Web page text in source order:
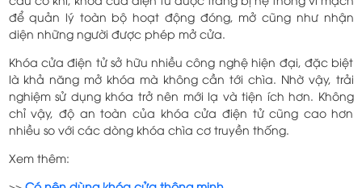
để quản lý toàn bộ hoạt động đóng, mở cũng như nhận
diện những người được phép mở cửa.
Khóa cửa điện tử sở hữu nhiều công nghệ hiện đại, đặc biệt
là khả năng mở khóa mà không cần tới chìa. Nhờ vậy, trải
nghiệm sử dụng khóa trở nên mới lạ và tiện ích hơn. Không
chỉ vậy, độ an toàn của khóa cửa điện tử cũng cao hơn
nhiều so với các dòng khóa chìa cơ truyền thống.
Xem thêm: